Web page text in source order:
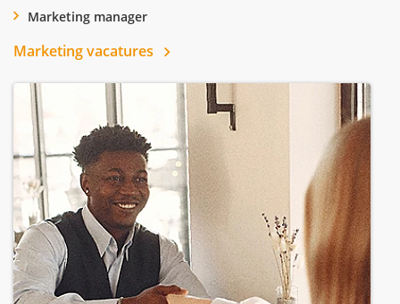
Marketing manager
Marketing vacatures